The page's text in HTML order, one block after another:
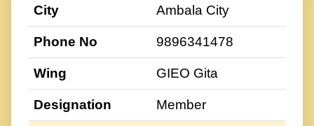
City Ambala City
Phone No 9896341478
Wing GIEO Gita
Designation Member